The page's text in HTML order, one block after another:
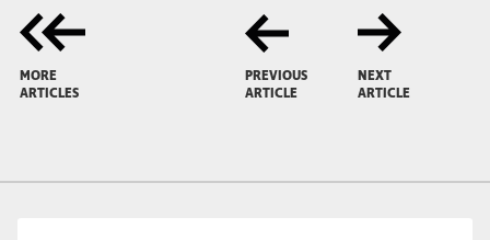
MORE
ARTICLES
PREVIOUS
ARTICLE
NEXT
ARTICLE